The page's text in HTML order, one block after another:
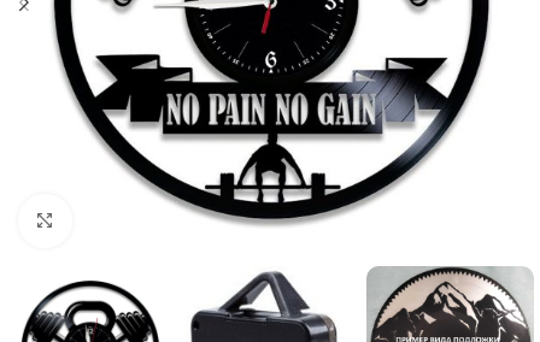
Нажмите, чтобы увеличить